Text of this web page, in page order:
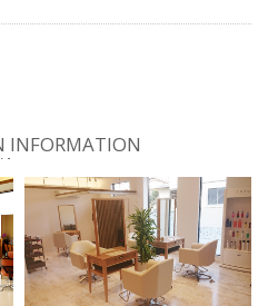
INFORMATION